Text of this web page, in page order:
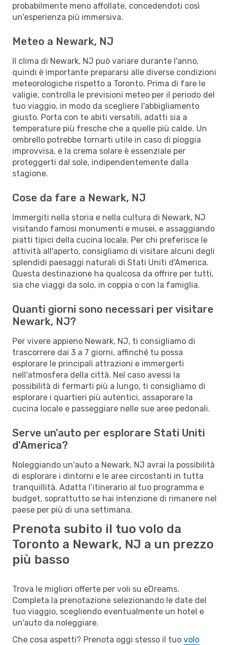
probabilmente meno affollate, concedendoti così
un'esperienza più immersiva.
Meteo a Newark, NJ
Il clima di Newark, NJ può variare durante l'anno,
quindi è importante prepararsi alle diverse condizioni
meteorologiche rispetto a Toronto. Prima di fare le
valigie, controlla le previsioni meteo per il periodo del
tuo viaggio, in modo da scegliere l'abbigliamento
giusto. Porta con te abiti versatili, adatti sia a
temperature più fresche che a quelle più calde. Un
ombrello potrebbe tornarti utile in caso di pioggia
improvvisa, e la crema solare è essenziale per
proteggerti dal sole, indipendentemente dalla
stagione.
Cose da fare a Newark, NJ
Immergiti nella storia e nella cultura di Newark, NJ
visitando famosi monumenti e musei, e assaggiando
piatti tipici della cucina locale. Per chi preferisce le
attività all'aperto, consigliamo di visitare alcuni degli
splendidi paesaggi naturali di Stati Uniti d'America.
Questa destinazione ha qualcosa da offrire per tutti,
sia che viaggi da solo, in coppia o con la famiglia.
Quanti giorni sono necessari per visitare
Newark, NJ?
Per vivere appieno Newark, NJ, ti consigliamo di
trascorrere dai 3 a 7 giorni, affinché tu possa
esplorare le principali attrazioni e immergerti
nell'atmosfera della città. Nel caso avessi la
possibilità di fermarti più a lungo, ti consigliamo di
esplorare i quartieri più autentici, assaporare la
cucina locale e passeggiare nelle sue aree pedonali.
Serve un'auto per esplorare Stati Uniti
d'America?
Noleggiando un'auto a Newark, NJ avrai la possibilità
di esplorare i dintorni e le aree circostanti in tutta
tranquillità. Adatta l’itinerario al tuo programma e
budget, soprattutto se hai intenzione di rimanere nel
paese per più di una settimana.
Prenota subito il tuo volo da
Toronto a Newark, NJ a un prezzo
più basso
Trova le migliori offerte per voli su eDreams.
Completa la prenotazione selezionando le date del
tuo viaggio, scegliendo eventualmente un hotel e
un'auto da noleggiare.
Che cosa aspetti? Prenota oggi stesso il tuo volo